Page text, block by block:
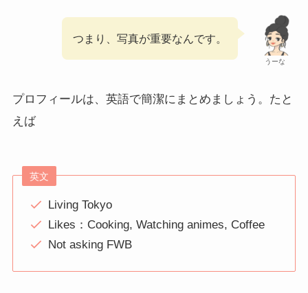
うーな
つまり、写真が重要なんです。
プロフィールは、英語で簡潔にまとめましょう。たと
えば
英文
Living Tokyo
Likes：Cooking, Watching animes, Coffee
Not asking FWB